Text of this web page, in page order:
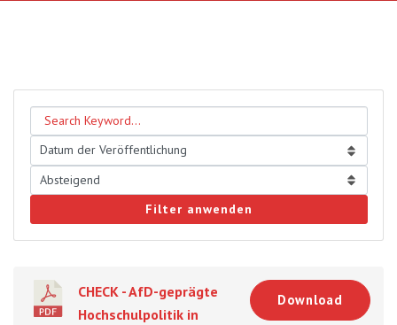
Filter anwenden
CHECK - AfD-geprägte
Hochschulpolitik in
Download